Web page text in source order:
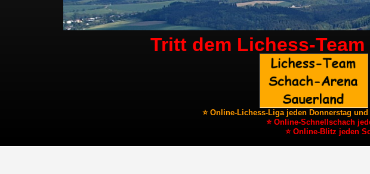
Tritt dem Lichess-Team
⭐ Online-Lichess-Liga jeden Donnerstag
⭐ Online-Schnellschach
⭐ Online-Blitz jeden